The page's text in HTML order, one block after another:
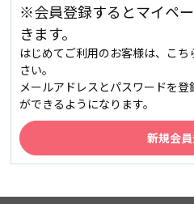
※会員登録するとマイペ
きます。
はじめてご利用のお客様は、こ
さい。
メールアドレスとパスワードを
ができるようになります。